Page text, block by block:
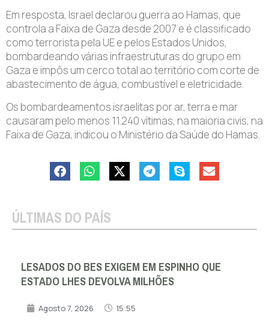
Em resposta, Israel declarou guerra ao Hamas, que
controla a Faixa de Gaza desde 2007 e é classificado
como terrorista pela UE e pelos Estados Unidos,
bombardeando várias infraestruturas do grupo em
Gaza e impôs um cerco total ao território com corte de
abastecimento de água, combustível e eletricidade.
Os bombardeamentos israelitas por ar, terra e mar
causaram pelo menos 11.240 vítimas, na maioria civis, na
Faixa de Gaza, indicou o Ministério da Saúde do Hamas.
ÚLTIMAS DO PAÍS
LESADOS DO BES EXIGEM EM ESPINHO QUE
ESTADO LHES DEVOLVA MILHÕES
Agosto 7, 2026 15:55